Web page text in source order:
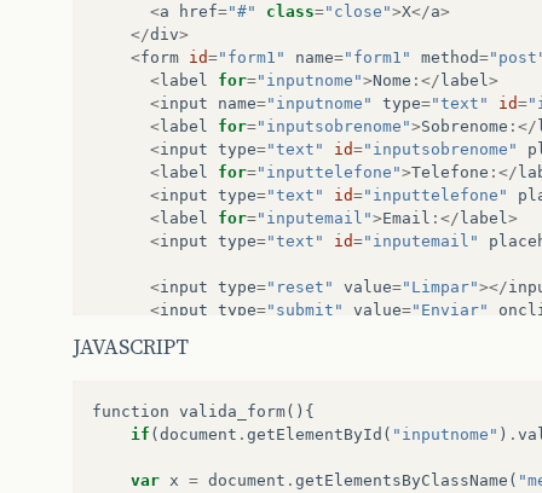
<a href="#" class="close">X</a>
</div>
<form id="form1" name="form1" method=
< label for="inputnome">Nome :</ label >
<input name="inputnome" type="text" id=
< label for="inputsobrenome">Sobrenome :</
<input type="text" id="inputsobrenome"
< label for="inputtelefone">Telefone :</
<input type="text" id="inputtelefone"
< label for="inputemail">Email :</ label >
<input type="text" id="inputemail"
<input type="reset" value="Limpar"></
<input type="submit" value="Enviar"
</body>
JAVASCRIPT
function valida_form(){
if ( document . getElementById ( "inputnome" ) .
var x = document . getElementsByClassName (